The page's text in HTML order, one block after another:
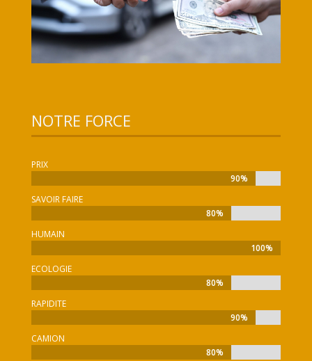
NOTRE FORCE
PRIX
90%
90%
SAVOIR FAIRE
80%
80%
HUMAIN
100%
100%
ECOLOGIE
80%
80%
RAPIDITE
90%
90%
CAMION
80%
80%